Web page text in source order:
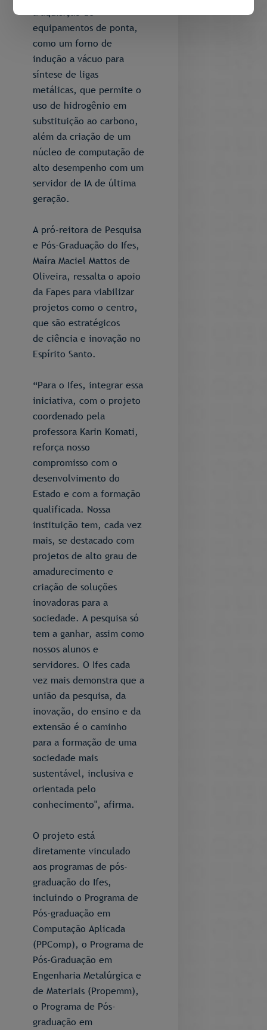
a aquisição de
equipamentos de ponta,
como um forno de
indução a vácuo para
síntese de ligas
metálicas, que permite o
uso de hidrogênio em
substituição ao carbono,
além da criação de um
núcleo de computação de
alto desempenho com um
servidor de IA de última
geração.
A pró-reitora de Pesquisa
e Pós-Graduação do Ifes,
Maíra Maciel Mattos de
Oliveira, ressalta o apoio
da Fapes para viabilizar
projetos como o centro,
que são estratégicos
de ciência e inovação no
Espírito Santo.
“Para o Ifes, integrar essa
iniciativa, com o projeto
coordenado pela
professora Karin Komati,
reforça nosso
compromisso com o
desenvolvimento do
Estado e com a formação
qualificada. Nossa
instituição tem, cada vez
mais, se destacado com
projetos de alto grau de
amadurecimento e
criação de soluções
inovadoras para a
sociedade. A pesquisa só
tem a ganhar, assim como
nossos alunos e
servidores. O Ifes cada
vez mais demonstra que a
união da pesquisa, da
inovação, do ensino e da
extensão é o caminho
para a formação de uma
sociedade mais
sustentável, inclusiva e
orientada pelo
conhecimento", afirma.
O projeto está
diretamente vinculado
aos programas de pós-
graduação do Ifes,
incluindo o Programa de
Pós-graduação em
Computação Aplicada
(PPComp), o Programa de
Pós-Graduação em
Engenharia Metalúrgica e
de Materiais (Propemm),
o Programa de Pós-
graduação em